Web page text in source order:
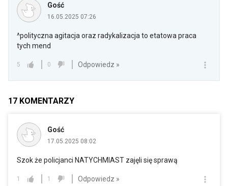
Gość
16.05.2025 07:26
^polityczna agitacja oraz radykalizacja to etatowa praca
tych mend
5 0 Odpowiedz »
17 KOMENTARZY
Gość
17.05.2025 08:02
Szok że policjanci NATYCHMIAST zajęli się sprawą
1 1 Odpowiedz »